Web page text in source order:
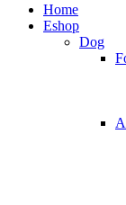
Home
Eshop
Dog